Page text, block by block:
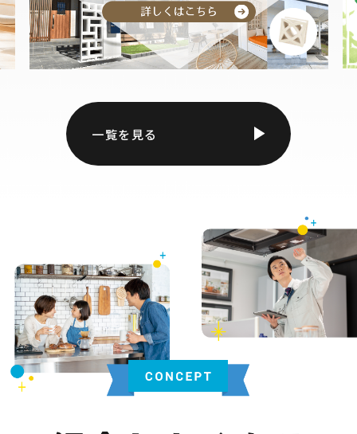
一覧を見る